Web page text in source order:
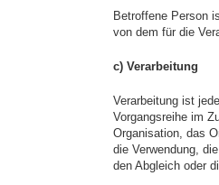
Betroffene Person
von dem für die
c) Verarbeitung
Verarbeitung ist
Vorgangsreihe im
Organisation, das
die Verwendung,
den Abgleich oder